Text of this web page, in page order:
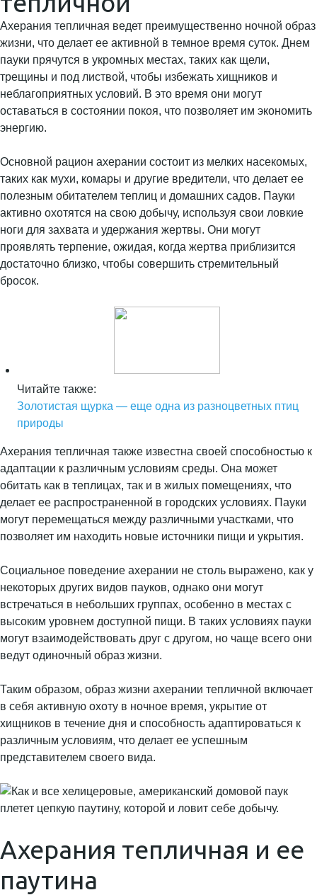
Ахерания тепличная ведет преимущественно ночной образ
жизни, что делает ее активной в темное время суток. Днем
пауки прячутся в укромных местах, таких как щели,
трещины и под листвой, чтобы избежать хищников и
неблагоприятных условий. В это время они могут
оставаться в состоянии покоя, что позволяет им экономить
энергию.
Основной рацион ахерании состоит из мелких насекомых,
таких как мухи, комары и другие вредители, что делает ее
полезным обитателем теплиц и домашних садов. Пауки
активно охотятся на свою добычу, используя свои ловкие
ноги для захвата и удержания жертвы. Они могут
проявлять терпение, ожидая, когда жертва приблизится
достаточно близко, чтобы совершить стремительный
бросок.
Читайте также:
Золотистая щурка — еще одна из разноцветных птиц
природы
Ахерания тепличная также известна своей способностью к
адаптации к различным условиям среды. Она может
обитать как в теплицах, так и в жилых помещениях, что
делает ее распространенной в городских условиях. Пауки
могут перемещаться между различными участками, что
позволяет им находить новые источники пищи и укрытия.
Социальное поведение ахерании не столь выражено, как у
некоторых других видов пауков, однако они могут
встречаться в небольших группах, особенно в местах с
высоким уровнем доступной пищи. В таких условиях пауки
могут взаимодействовать друг с другом, но чаще всего они
ведут одиночный образ жизни.
Таким образом, образ жизни ахерании тепличной включает
в себя активную охоту в ночное время, укрытие от
хищников в течение дня и способность адаптироваться к
различным условиям, что делает ее успешным
представителем своего вида.
Ахерания тепличная и ее
паутина